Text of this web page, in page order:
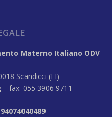
Materno Italiano ODV
Scandicci (FI)
– fax: 055 3906 9711
94074040489